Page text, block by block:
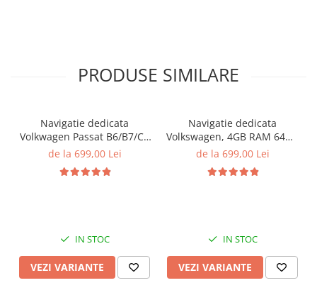
PRODUSE SIMILARE
Navigatie dedicata
Volkwagen Passat B6/B7/CC
Gri, 4GB RAM 64GB ROM,
Display QLED 10", DSP,
de la 699,00 Lei
IN STOC
VEZI VARIANTE
Navigatie dedicata
Volkswagen, 4GB RAM 64GB
ROM, Quadcore, Android
Carplay&Android Auto,
de la 699,00 Lei
IN STOC
VEZI VARIANTE